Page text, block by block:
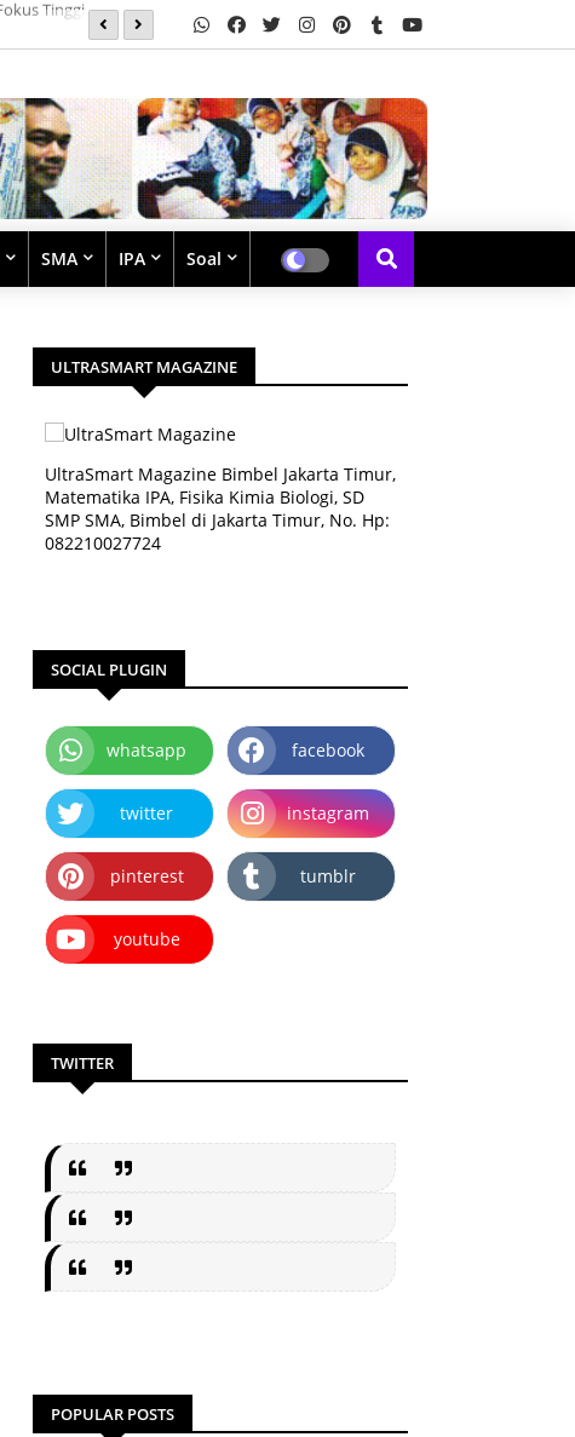
Soal Latihan Perpangkatan dan Bentuk Akar
SMA IPA Soal
ULTRASMART MAGAZINE
UltraSmart Magazine Bimbel Jakarta Timur,
Matematika IPA, Fisika Kimia Biologi, SD
SMP SMA, Bimbel di Jakarta Timur, No. Hp:
082210027724
SOCIAL PLUGIN
whatsapp facebook
twitter instagram
pinterest tumblr
youtube
TWITTER
POPULAR POSTS